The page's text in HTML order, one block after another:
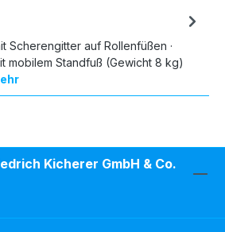
Scherengitter auf Rollenfüßen ·
mobilem Standfuß (Gewicht 8 kg)
Kicherer GmbH & Co.